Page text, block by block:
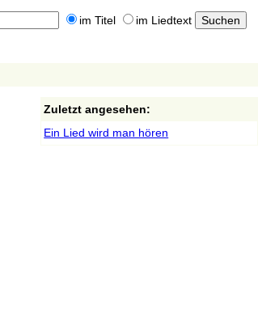
im Titel im Liedtext
Zuletzt angesehen:
Ein Lied wird man hören